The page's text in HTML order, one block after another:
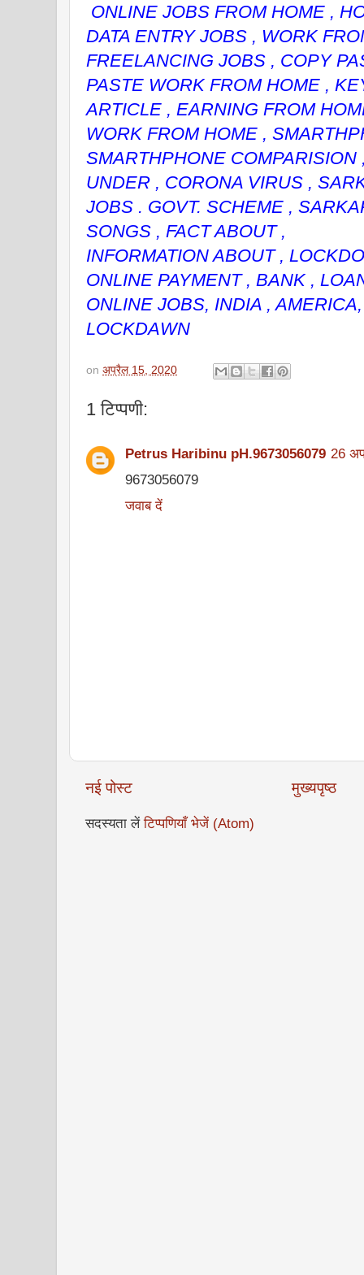
ONLINE JOBS FROM HOME ,
DATA ENTRY JOBS , WORK
FREELANCING JOBS , COPY
PASTE WORK FROM HOME ,
ARTICLE , EARNING FROM
WORK FROM HOME ,
SMARTHPHONE
UNDER , CORONA VIRUS ,
JOBS . GOVT. SCHEME ,
SONGS , FACT ABOUT ,
INFORMATION ABOUT ,
ONLINE PAYMENT , BANK ,
ONLINE JOBS, INDIA ,
LOCKDAWN
on अप्रैल 15, 2020
1 टिप्पणी:
Petrus Haribinu pH.9673056079 26
9673056079
जवाब दें
नई पोस्ट मुख्यपृष्ठ
सदस्यता लेंटिप्पणियाँ भेजें (Atom)